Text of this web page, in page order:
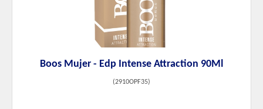
Boos Mujer - Edp Intense Attraction 90Ml
(2910OPF35)